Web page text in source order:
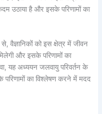
उठाया है और इसके परिणामों का
वैज्ञानिकों को इस क्षेत्र में जीवन
और इसके परिणामों का
यह अध्ययन जलवायु परिवर्तन के
का विश्लेषण करने में मदद